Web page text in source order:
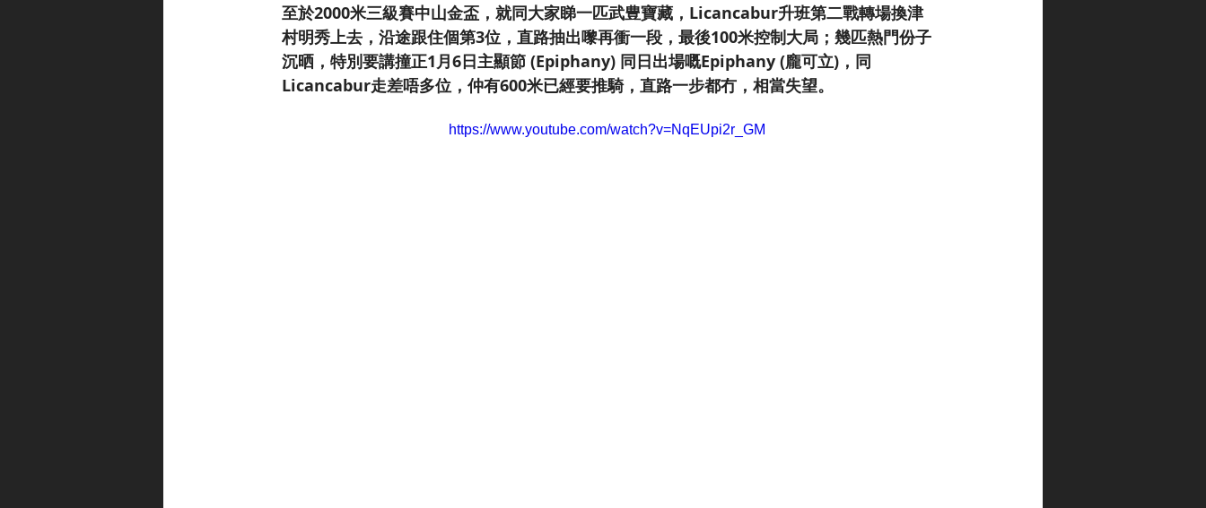
至於2000米三級賽中山金盃，就同大家睇一匹武豊寶藏，Licancabur升班第二戰轉場換津
村明秀上去，沿途跟住個第3位，直路抽出嚟再衝一段，最後100米控制大局；幾匹熱門份子
沉晒，特別要講撞正1月6日主顯節 (Epiphany) 同日出場嘅Epiphany (龐可立)，同
Licancabur走差唔多位，仲有600米已經要推騎，直路一步都冇，相當失望。
https://www.youtube.com/watch?v=NqEUpi2r_GM